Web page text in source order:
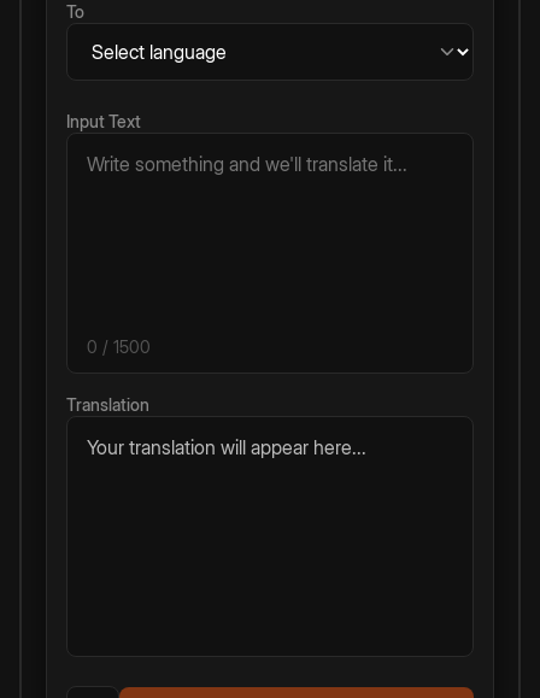
To
Input Text
0 / 1500
Translation
Your translation will appear here...